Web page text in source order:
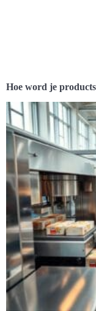
Hoe word je